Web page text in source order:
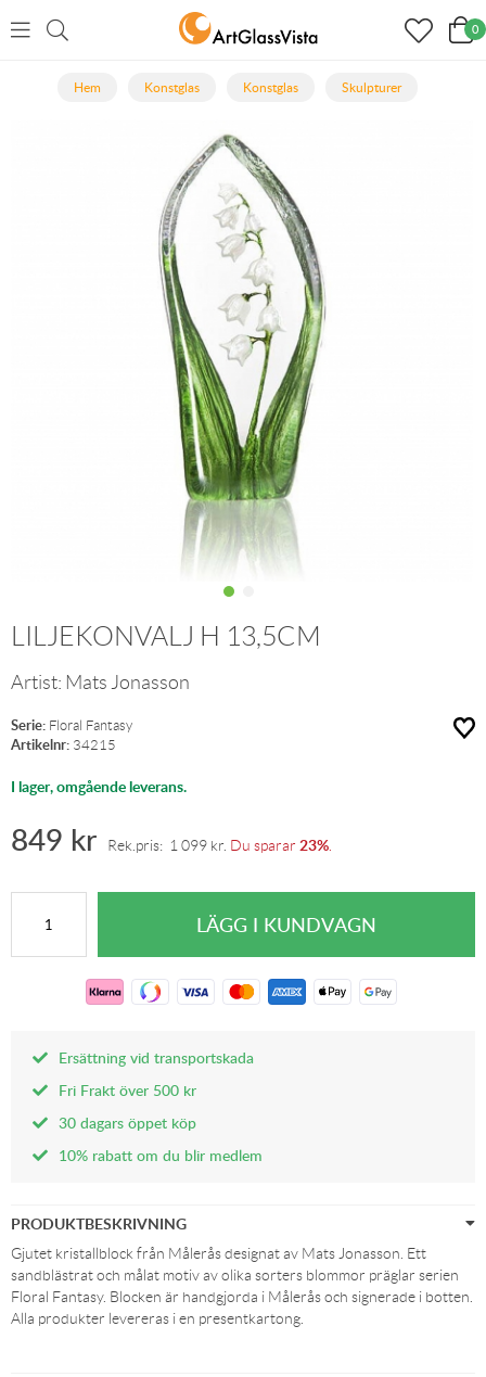
0
Hem Konstglas Konstglas Skulpturer
LILJEKONVALJ H 13,5CM
Artist: Mats Jonasson
Serie: Floral Fantasy
Artikelnr: 34215
I lager, omgående leverans.
849 kr Rek.pris: 1 099 kr Du sparar 23%
Ersättning vid transportskada
Fri Frakt över 500 kr
30 dagars öppet köp
10% rabatt om du blir medlem
PRODUKTBESKRIVNING
Gjutet kristallblock från Målerås designat av Mats Jonasson. Ett
sandblästrat och målat motiv av olika sorters blommor präglar serien
Floral Fantasy. Blocken är handgjorda i Målerås och signerade i botten.
Alla produkter levereras i en presentkartong.